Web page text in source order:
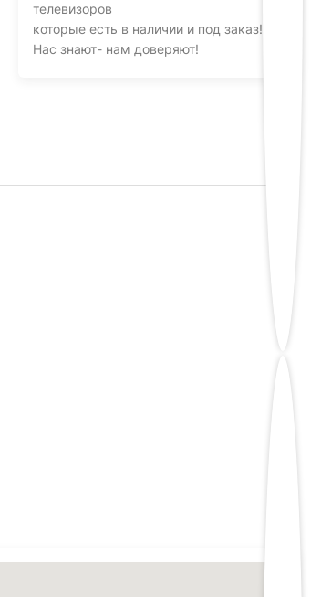
телевизоров
которые есть в наличии и под заказ!
Нас знают- нам доверяют!